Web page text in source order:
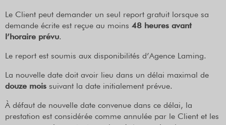
Le Client peut demander un seul report gratuit lorsque sa
demande écrite est reçue au moins 48 heures avant
l’horaire prévu.
Le report est soumis aux disponibilités d’Agence Laming.
La nouvelle date doit avoir lieu dans un délai maximal de
douze mois suivant la date initialement prévue.
À défaut de nouvelle date convenue dans ce délai, la
prestation est considérée comme annulée par le Client et les